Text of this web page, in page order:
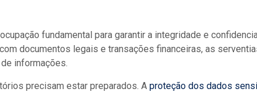
fundamental para garantir a integridade e
documentos legais e transações financeiras, as
informações.
precisam estar preparados. A proteção dos dados